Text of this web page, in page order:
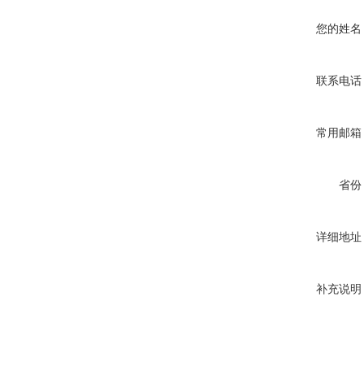
您的姓名
联系电话
常用邮箱
省份
详细地址
补充说明